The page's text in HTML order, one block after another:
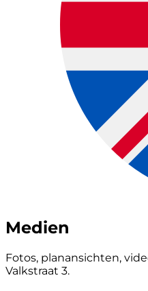
Medien
Fotos, planansichten,
Valkstraat 3.